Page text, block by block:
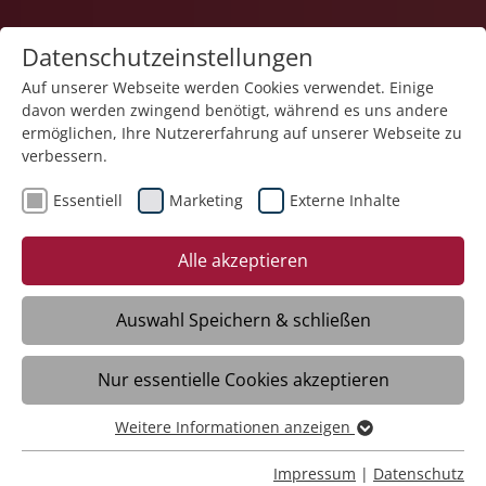
Teilhabe und Familie
09.01.2026
Karriere- und
Ausbildungsmessen 2026
Meckenbeuren - 2026 sind wir wieder auf
zahlreichen Karriere- und
Ausbildungsmessen vertreten. Nutzen Sie
die Gelegenheit, uns persönlich
kennenzulernen und mehr über unsere
Datenschutzeinstellungen
Auf unserer Webseite werden Cookies verwendet. Einige
davon werden zwingend benötigt, während es uns andere
ermöglichen, Ihre Nutzererfahrung auf unserer Webseite zu
verbessern.
Essentiell Marketing Externe Inhalte
Alle akzeptieren
Auswahl Speichern & schließen
Nur essentielle Cookies akzeptieren
Essentiell
Essentielle Cookies werden für grundlegende Funktionen
Weitere Informationen anzeigen
Impressum | Datenschutz